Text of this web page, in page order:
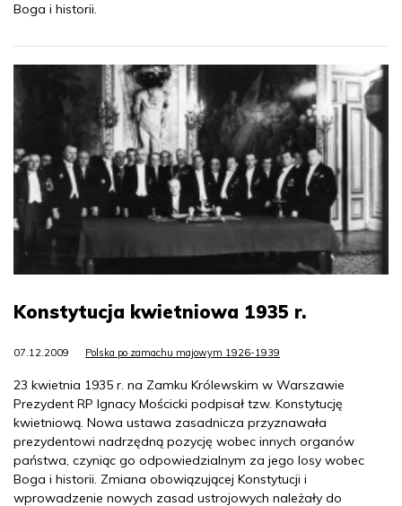
Boga i historii.
Konstytucja kwietniowa 1935 r.
07.12.2009 Polska po zamachu majowym 1926-1939
23 kwietnia 1935 r. na Zamku Królewskim w Warszawie
Prezydent RP Ignacy Mościcki podpisał tzw. Konstytucję
kwietniową. Nowa ustawa zasadnicza przyznawała
prezydentowi nadrzędną pozycję wobec innych organów
państwa, czyniąc go odpowiedzialnym za jego losy wobec
Boga i historii. Zmiana obowiązującej Konstytucji i
wprowadzenie nowych zasad ustrojowych należały do